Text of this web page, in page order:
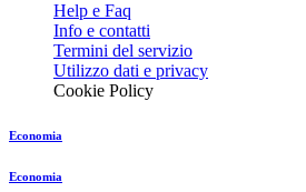
Help e Faq
Info e contatti
Termini del servizio
Utilizzo dati e privacy
Cookie Policy
Economia
Economia